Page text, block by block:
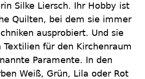
Silke Liersch. Ihr Hobby ist
Quilten, bei dem sie immer
ausprobiert. Und sie
Textilien für den Kirchenraum
Paramente. In den
Weiß, Grün, Lila oder Rot